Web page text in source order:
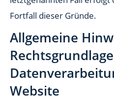
Fortfall dieser Gründe.
Allgemeine
Website